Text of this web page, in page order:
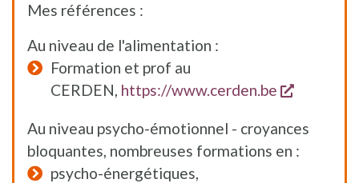
Mes références :
Au niveau de l'alimentation :
Formation et prof au
CERDEN, https://www.cerden.be opent
Au niveau psycho-émotionnel - croyances
bloquantes, nombreuses formations en :
psycho-énergétiques,